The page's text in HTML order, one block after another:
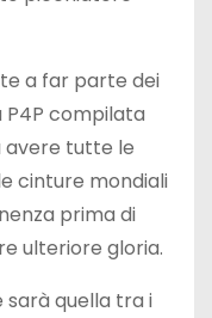
a far parte dei
P4P compilata
avere tutte le
cinture mondiali
prima di
ulteriore gloria.
quella tra i